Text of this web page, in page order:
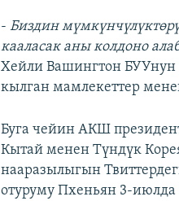
-Биздин
кааласак аны колдоно
Хейли Вашингтон БУУнун
кылган мамлекеттер
Буга чейин АКШ
Кытай менен Түндүк
нааразылыгын
отуруму Пхеньян 3-июлда